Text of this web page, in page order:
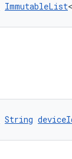
ImmutableList<
String